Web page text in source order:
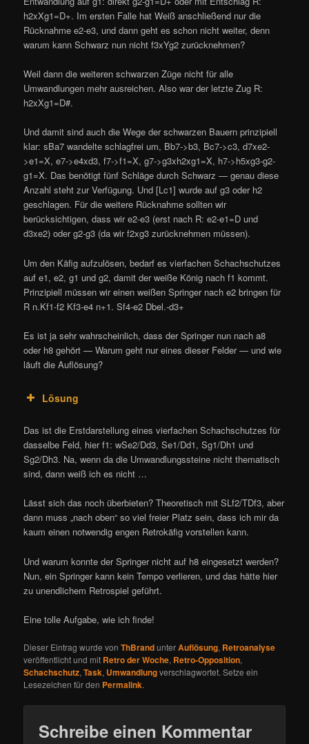
h2xXg1=D+. Im ersten Falle hat Weiß anschließend nur die
Rücknahme e2-e3, und dann geht es schon nicht weiter, denn
warum kann Schwarz nun nicht f3xYg2 zurücknehmen?
Weil dann die weiteren schwarzen Züge nicht für alle
Umwandlungen mehr ausreichen. Also war der letzte Zug R:
h2xXg1=D#.
Und damit sind auch die Wege der schwarzen Bauern prinzipiell
klar: sBa7 wandelte schlagfrei um, Bb7->b3, Bc7->c3, d7xe2-
>e1=X, e7->e4xd3, f7->f1=X, g7->g3xh2xg1=X, h7->h5xg3-g2-
g1=X. Das benötigt fünf Schläge durch Schwarz — genau diese
Anzahl steht zur Verfügung. Und [Lc1] wurde auf g3 oder h2
geschlagen. Für die weitere Rücknahme sollten wir
berücksichtigen, dass wir e2-e3 (erst nach R: e2-e1=D und
d3xe2) oder g2-g3 (da wir f2xg3 zurücknehmen müssen).
Um den Käfig aufzulösen, bedarf es vierfachen Schachschutzes
auf e1, e2, g1 und g2, damit der weiße König nach f1 kommt.
Prinzipiell müssen wir einen weißen Springer nach e2 bringen für
R n.Kf1-f2 Kf3-e4 n+1. Sf4-e2 Dbel.-d3+
Es ist ja sehr wahrscheinlich, dass der Springer nun nach a8
oder h8 gehört — Warum geht nur eines dieser Felder — und wie
läuft die Auflösung?
Lösung
Das ist die Erstdarstellung eines vierfachen Schachschutzes für
dasselbe Feld, hier f1: wSe2/Dd3, Se1/Dd1, Sg1/Dh1 und
Sg2/Dh3. Na, wenn da die Umwandlungssteine nicht thematisch
sind, dann weiß ich es nicht …
Lässt sich das noch überbieten? Theoretisch mit SLf2/TDf3, aber
dann muss „nach oben“ so viel freier Platz sein, dass ich mir da
kaum einen notwendig engen Retrokäfig vorstellen kann.
Und warum konnte der Springer nicht auf h8 eingesetzt werden?
Nun, ein Springer kann kein Tempo verlieren, und das hätte hier
zu unendlichem Retrospiel geführt.
Eine tolle Aufgabe, wie ich finde!
Dieser Eintrag wurde vonThBrandunterAuflösung, Retroanalyse
veröffentlicht und mit Retro der Woche, Retro-Opposition,
Schachschutz,Task, Umwandlungverschlagwortet. Setze ein
Lesezeichen für den Permalink.
Schreibe einen Kommentar